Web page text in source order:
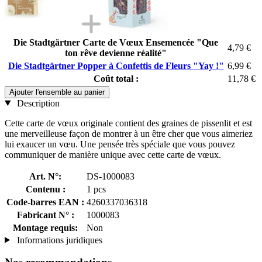
Die Stadtgärtner Carte de Vœux Ensemencée "Que
ton rêve devienne réalité"
4,79 €
Die Stadtgärtner Popper à Confettis de Fleurs "Yay !" 6,99 €
Coût total :
11,78 €
Ajouter l'ensemble au panier
Description
Cette carte de vœux originale contient des graines de pissenlit et est
une merveilleuse façon de montrer à un être cher que vous aimeriez
lui exaucer un vœu. Une pensée très spéciale que vous pouvez
communiquer de manière unique avec cette carte de vœux.
Art. N°:
DS-1000083
Contenu :
1 pcs
Code-barres EAN : 4260337036318
Fabricant N° :
1000083
Montage requis:
Non
Informations juridiques